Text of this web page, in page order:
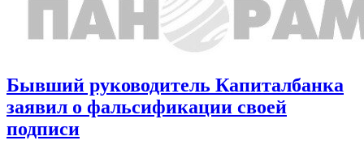
Бывший руководитель Капиталбанка
заявил о фальсификации своей
подписи